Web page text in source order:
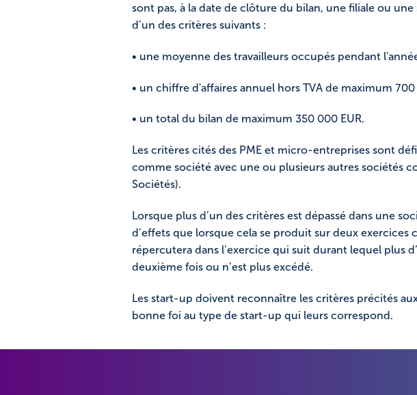
sont pas, à la date de clôture du bilan, une filiale ou
d’un des critères suivants :
• une moyenne des travailleurs occupés pendant
• un chiffre d'affaires annuel hors TVA de maximum 700
• un total du bilan de maximum 350 000 EUR.
Les critères cités des PME et micro-entreprises sont
comme société avec une ou plusieurs autres sociétés
Sociétés).
Lorsque plus d’un des critères est dépassé dans une
d’effets que lorsque cela se produit sur deux exercices
répercutera dans l’exercice qui suit durant lequel plus
deuxième fois ou n’est plus excédé.
Les start-up doivent reconnaître les critères précités
bonne foi au type de start-up qui leurs correspond.